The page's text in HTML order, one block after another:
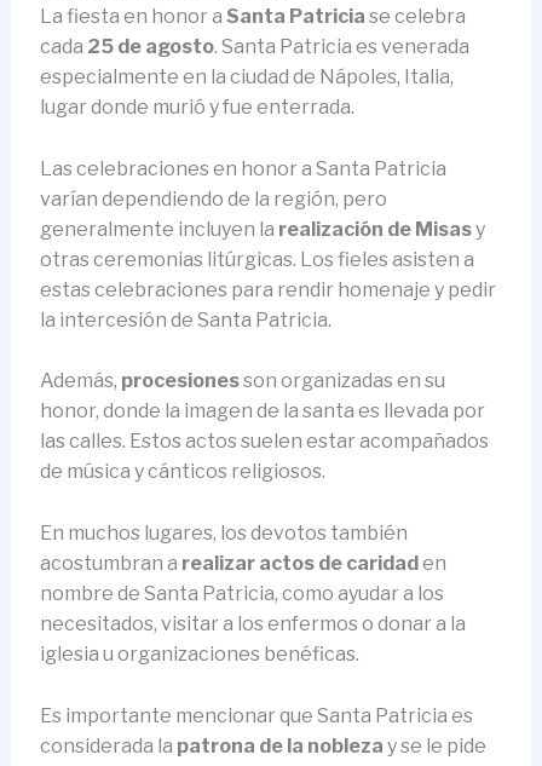
La fiesta en honor a Santa Patricia se celebra
cada 25 de agosto. Santa Patricia es venerada
especialmente en la ciudad de Nápoles, Italia,
lugar donde murió y fue enterrada.
Las celebraciones en honor a Santa Patricia
varían dependiendo de la región, pero
generalmente incluyen la realización de Misasy
otras ceremonias litúrgicas. Los fieles asisten a
estas celebraciones para rendir homenaje y pedir
la intercesión de Santa Patricia.
Además, procesionesson organizadas en su
honor, donde la imagen de la santa es llevada por
las calles. Estos actos suelen estar acompañados
de música y cánticos religiosos.
En muchos lugares, los devotos también
acostumbran a realizar actos de caridaden
nombre de Santa Patricia, como ayudar a los
necesitados, visitar a los enfermos o donar a la
iglesia u organizaciones benéficas.
Es importante mencionar que Santa Patricia es
considerada la patrona de la nobleza y se le pide